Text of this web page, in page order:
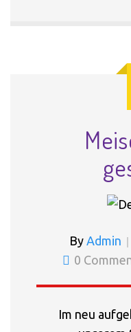
By Admin
0
Im neu